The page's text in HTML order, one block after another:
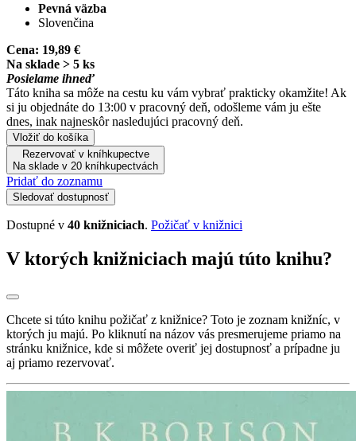
Pevná väzba
Slovenčina
Cena: 19,89 €
Na sklade > 5 ks
Posielame ihneď
Táto kniha sa môže na cestu ku vám vybrať prakticky okamžite! Ak
si ju objednáte do 13:00 v pracovný deň, odošleme vám ju ešte
dnes, inak najneskôr nasledujúci pracovný deň.
Vložiť do košíka
Rezervovať v kníhkupectve
Na sklade v 20 kníhkupectvách
Pridať do zoznamu
Sledovať dostupnosť
Dostupné v 40 knižniciach. Požičať v knižnici
V ktorých knižniciach majú túto knihu?
Chcete si túto knihu požičať z knižnice? Toto je zoznam knižníc, v
ktorých ju majú. Po kliknutí na názov vás presmerujeme priamo na
stránku knižnice, kde si môžete overiť jej dostupnosť a prípadne ju
aj priamo rezervovať.